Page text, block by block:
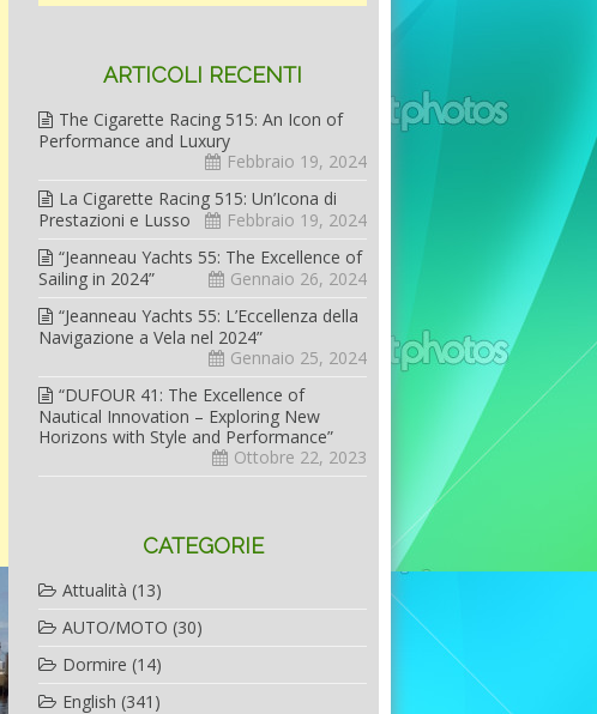
ARTICOLI RECENTI
The Cigarette Racing 515: An Icon of
Performance and Luxury
Febbraio 19, 2024
La Cigarette Racing 515: Un’Icona di
Prestazioni e Lusso
Febbraio 19, 2024
“Jeanneau Yachts 55: The Excellence of
Sailing in 2024”
Gennaio 26, 2024
“Jeanneau Yachts 55: L’Eccellenza della
Navigazione a Vela nel 2024”
Gennaio 25, 2024
“DUFOUR 41: The Excellence of
Nautical Innovation – Exploring New
Horizons with Style and Performance”
Ottobre 22, 2023
CATEGORIE
Attualità (13)
AUTO/MOTO (30)
Dormire (14)
English (341)